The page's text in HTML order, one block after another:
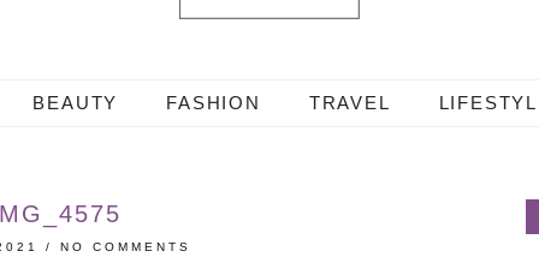
BEAUTY FASHION TRAVEL
/ NO COMMENTS